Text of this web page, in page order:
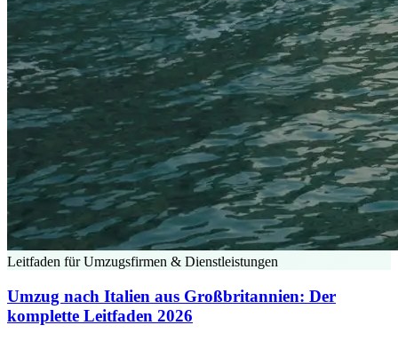
Leitfaden für Umzugsfirmen & Dienstleistungen
Umzug nach Italien aus Großbritannien: Der
komplette Leitfaden 2026